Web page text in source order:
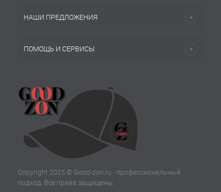
НАШИ ПРЕДЛОЖЕНИЯ
ПОМОЩЬ И СЕРВИСЫ
Copyright 2025 © Good-zon.ru - профессиональный
подход. Все права защищены.